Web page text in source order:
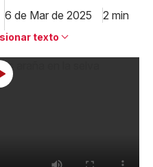
6 de Mar de 2025 2 min
texto